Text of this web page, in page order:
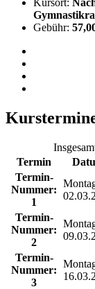
Gebühr:
Termin
Termin-
Nummer:
1
Termin-
Nummer:
2
Termin-
Nummer:
3